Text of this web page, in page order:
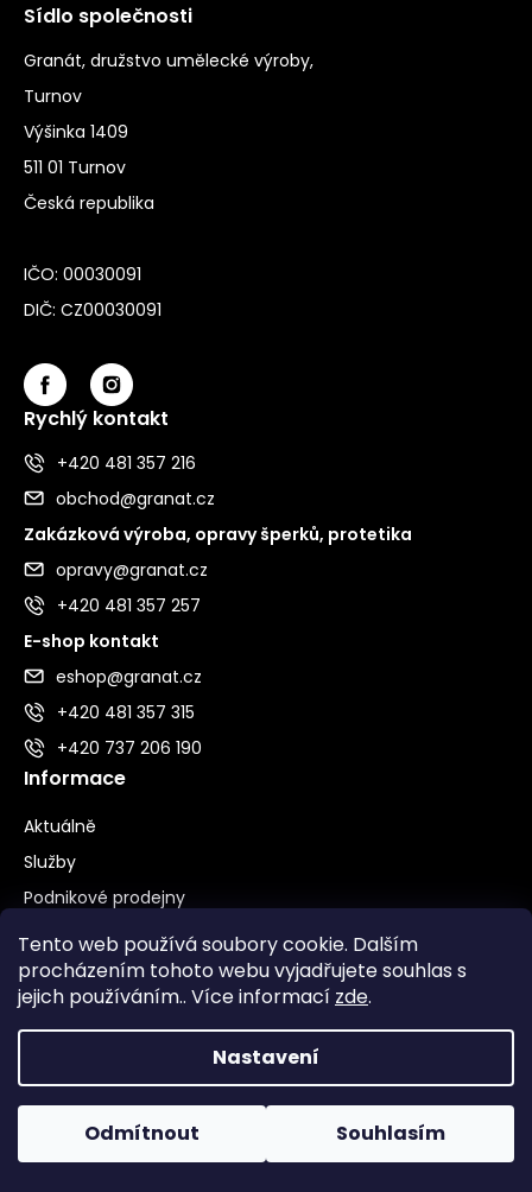
Tento web používá soubory cookie. Dalším
procházením tohoto webu vyjadřujete souhlas s
jejich používáním.. Více informací zde.
Nastavení
Odmítnout Souhlasím
Sídlo společnosti
Granát, družstvo umělecké výroby,
Turnov
Výšinka 1409
511 01 Turnov
Česká republika
IČO: 00030091
DIČ: CZ00030091
Rychlý kontakt
+420 481 357 216
obchod@granat.cz
Zakázková výroba, opravy šperků, protetika
opravy@granat.cz
+420 481 357 257
E-shop kontakt
eshop@granat.cz
+420 481 357 315
+420 737 206 190
Informace
Aktuálně
Služby
Podnikové prodejny
O firmě
Ochrana oznamovatelů
Kontakty
Puncovní značky
Obchodní podmínky Věrnostního programu